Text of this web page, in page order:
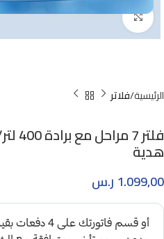
Click to enlarge
الرئيسية فلاتر
هدية
1.099,00 ر.س